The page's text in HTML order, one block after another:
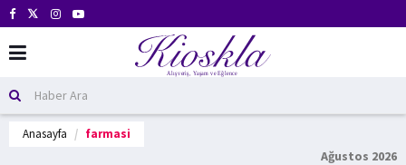
Anasayfa farmasi
Ağustos 2026